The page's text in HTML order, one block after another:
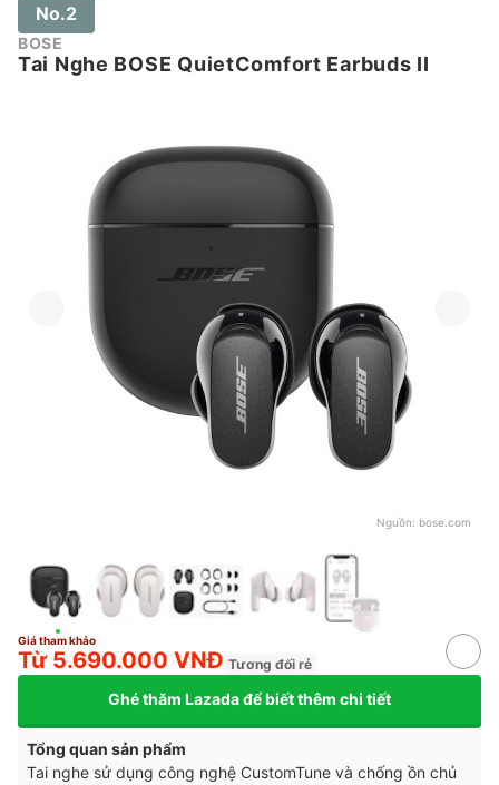
No.2
BOSE
Tai Nghe BOSE QuietComfort Earbuds II
Nguồn: bose.com
Giá tham khảo
Từ 5.690.000 VNĐ Tương đối rẻ
Ghé thăm Lazada để biết thêm chi tiết
Tổng quan sản phẩm
Tai nghe sử dụng công nghệ CustomTune và chống ồn chủ